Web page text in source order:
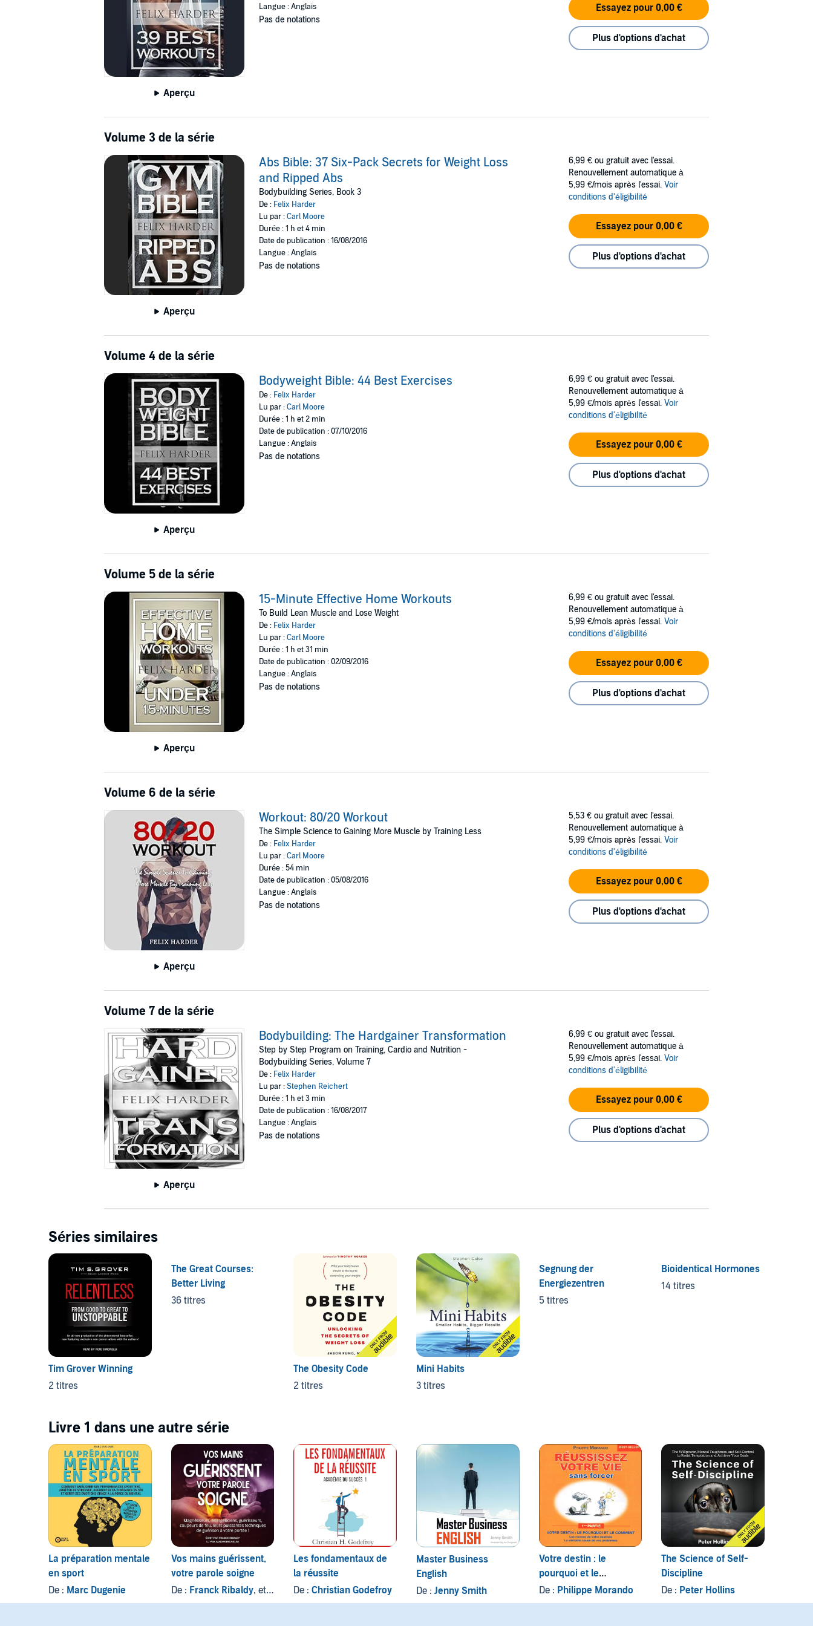
Aperçu
Langue : Anglais
Pas de notations
Essayez pour 0,00 €
Plus d'options d'achat
Volume 3 de la série
Aperçu
Abs Bible: 37 Six-Pack Secrets for Weight Loss
and Ripped Abs
Bodybuilding Series, Book 3
De : Felix Harder
Lu par :Carl Moore
Durée : 1 h et 4 min
Date de publication : 16/08/2016
Langue : Anglais
Pas de notations
6,99 € ou gratuit avec l'essai.
Renouvellement automatique à
5,99 €/mois après l'essai. Voir
conditions d'éligibilité
Essayez pour 0,00 €
Plus d'options d'achat
Volume 4 de la série
Aperçu
Bodyweight Bible: 44 Best Exercises
De : Felix Harder
Lu par :Carl Moore
Durée : 1 h et 2 min
Date de publication : 07/10/2016
Langue : Anglais
Pas de notations
6,99 € ou gratuit avec l'essai.
Renouvellement automatique à
5,99 €/mois après l'essai. Voir
conditions d'éligibilité
Essayez pour 0,00 €
Plus d'options d'achat
Volume 5 de la série
Aperçu
15-Minute Effective Home Workouts
To Build Lean Muscle and Lose Weight
De : Felix Harder
Lu par :Carl Moore
Durée : 1 h et 31 min
Date de publication : 02/09/2016
Langue : Anglais
Pas de notations
6,99 € ou gratuit avec l'essai.
Renouvellement automatique à
5,99 €/mois après l'essai. Voir
conditions d'éligibilité
Essayez pour 0,00 €
Plus d'options d'achat
Volume 6 de la série
Aperçu
Workout: 80/20 Workout
The Simple Science to Gaining More Muscle by Training Less
De : Felix Harder
Lu par :Carl Moore
Durée : 54 min
Date de publication : 05/08/2016
Langue : Anglais
Pas de notations
5,53 € ou gratuit avec l'essai.
Renouvellement automatique à
5,99 €/mois après l'essai. Voir
conditions d'éligibilité
Essayez pour 0,00 €
Plus d'options d'achat
Volume 7 de la série
Aperçu
Bodybuilding: The Hardgainer Transformation
Step by Step Program on Training, Cardio and Nutrition -
Bodybuilding Series, Volume 7
De : Felix Harder
Lu par :Stephen Reichert
Durée : 1 h et 3 min
Date de publication : 16/08/2017
Langue : Anglais
Pas de notations
6,99 € ou gratuit avec l'essai.
Renouvellement automatique à
5,99 €/mois après l'essai. Voir
conditions d'éligibilité
Essayez pour 0,00 €
Plus d'options d'achat
Séries similaires
Tim Grover Winning
2 titres
The Great Courses:
Better Living
36 titres
The Obesity Code
2 titres
Mini Habits
3 titres
Segnung der
Energiezentren
5 titres
Bioidentical Hormones
14 titres
Livre 1 dans une autre série
La préparation mentale
en sport
De : Marc Dugenie
Vos mains guérissent,
votre parole soigne
De : Franck Ribaldy, et autres
Les fondamentaux de
la réussite
De :Christian Godefroy
Master Business
English
De : Jenny Smith
Votre destin : le
pourquoi et le
comment
De : Philippe Morando
The Science of Self-
Discipline
De : Peter Hollins